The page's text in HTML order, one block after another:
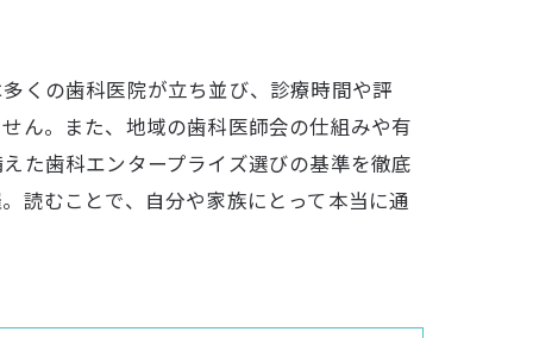
くの歯科医院が立ち並び、診療時間や評
ん。また、地域の歯科医師会の仕組みや有
た歯科エンタープライズ選びの基準を徹底
読むことで、自分や家族にとって本当に通